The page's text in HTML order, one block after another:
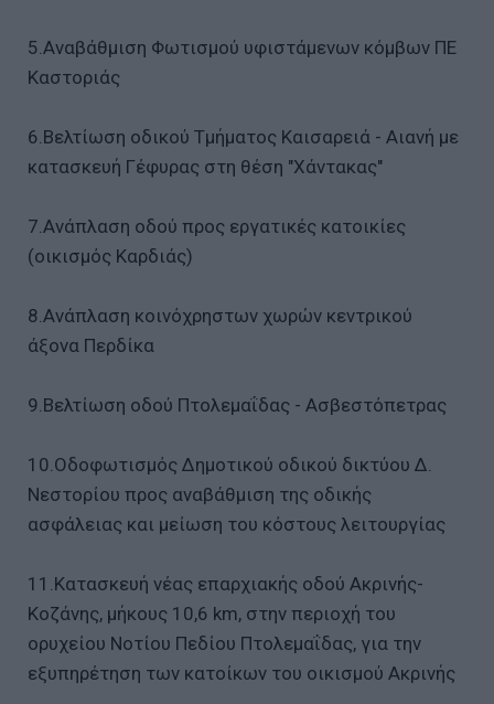
5.Αναβάθμιση Φωτισμού υφιστάμενων κόμβων ΠΕ
Καστοριάς
6.Βελτίωση οδικού Τμήματος Καισαρειά - Αιανή με
κατασκευή Γέφυρας στη θέση "Χάντακας"
7.Ανάπλαση οδού προς εργατικές κατοικίες
(οικισμός Καρδιάς)
8.Ανάπλαση κοινόχρηστων χωρών κεντρικού
άξονα Περδίκα
9.Βελτίωση οδού Πτολεμαΐδας - Ασβεστόπετρας
10.Οδοφωτισμός Δημοτικού οδικού δικτύου Δ.
Νεστορίου προς αναβάθμιση της οδικής
ασφάλειας και μείωση του κόστους λειτουργίας
11.Κατασκευή νέας επαρχιακής οδού Ακρινής-
Κοζάνης, μήκους 10,6 km, στην περιοχή του
ορυχείου Νοτίου Πεδίου Πτολεμαΐδας, για την
εξυπηρέτηση των κατοίκων του οικισμού Ακρινής